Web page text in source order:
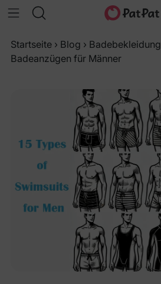
Startseite › Blog › Badebekleidung
Badeanzügen für Männer